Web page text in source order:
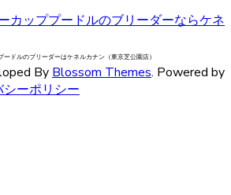
毛を伸ばし続ける場合はラッピング
とまとめにくくる必要があります。
購入をお考えの際は、是非当店にご
ャテリア専門のブリーダーです。飼
から、しっかり育成としつけを行っ
フォローもお任せください！安心し
カッププードルのブリーダーならケネ
ドルのブリーダーはケネルカナン（東京芝公園店）
By Blossom Themes. Powered by
シーポリシー